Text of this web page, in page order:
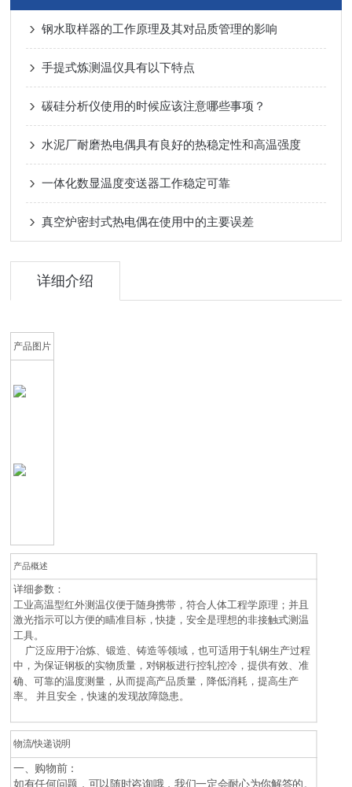
钢水取样器的工作原理及其对品质管理的影响
手提式炼测温仪具有以下特点
碳硅分析仪使用的时候应该注意哪些事项？
水泥厂耐磨热电偶具有良好的热稳定性和高温强度
一体化数显温度变送器工作稳定可靠
真空炉密封式热电偶在使用中的主要误差
详细介绍
产品图片
产品概述
详细参数：
工业高温型红外测温仪便于随身携带，符合人体工程学原理；并且
激光指示可以方便的瞄准目标，快捷，安全是理想的非接触式测温
工具。
广泛应用于冶炼、锻造、铸造等领域，也可适用于轧钢生产过程
中，为保证钢板的实物质量，对钢板进行控轧控冷，提供有效、准
确、可靠的温度测量，从而提高产品质量，降低消耗，提高生产
率。 并且安全，快速的发现故障隐患。
物流/快递说明
一、购物前：
如有任何问题，可以随时咨询哦，我们一定会耐心为你解答的。